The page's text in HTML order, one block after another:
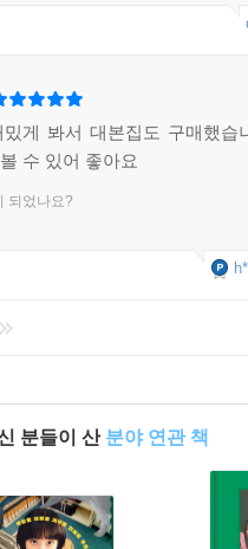
게 봐서 대본집도 구매했습
수 있어 좋아요
되었나요?
분들이 산 분야 연관 책